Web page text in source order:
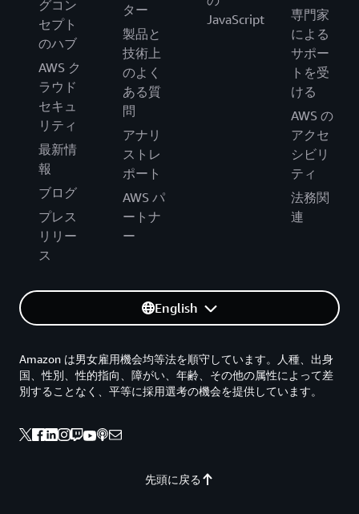
グコン
セプト
のハブ
AWS ク
ラウド
セキュ
リティ
最新情
報
ブログ
プレス
リリー
ス
ター
製品と
技術上
のよく
ある質
問
アナリ
ストレ
ポート
AWS パ
ートナ
ー
JavaScript
専門家
による
サポー
トを受
ける
AWS の
アクセ
シビリ
ティ
法務関
連
English
先頭に戻る
Amazon は男女雇用機会均等法を順守しています。人種、出身
国、性別、性的指向、障がい、年齢、その他の属性によって差
別することなく、平等に採用選考の機会を提供しています。